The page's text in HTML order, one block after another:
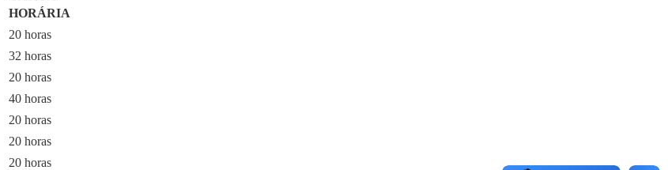
HORÁRIA
20 horas
32 horas
20 horas
40 horas
20 horas
20 horas
20 horas